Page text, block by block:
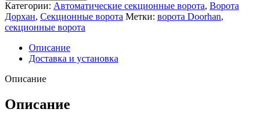
Категории: Автоматические секционные ворота, Ворота
Дорхан, Секционные ворота Метки: ворота Doorhan,
секционные ворота
Описание
Доставка и установка
Описание
Описание